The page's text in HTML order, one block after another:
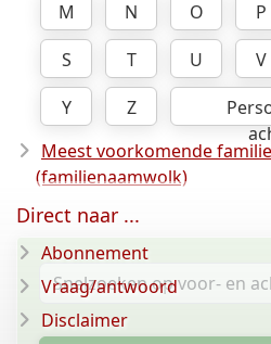
M
N O P
S
T U V
Y
Z
Meest voorkomende
(familienaamwolk)
Direct naar ...
Abonnement
Vraag/antwoord
Disclaimer